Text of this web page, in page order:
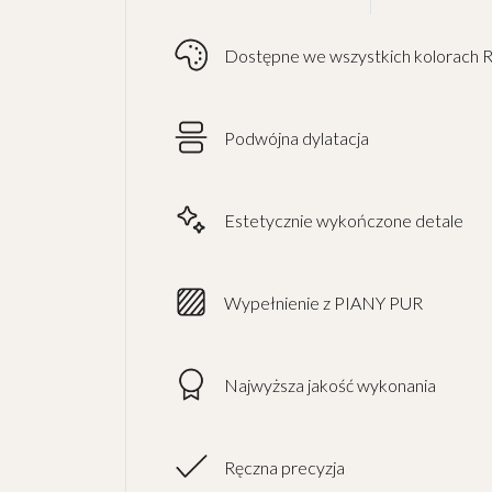
Dostępne we wszystkich kolorach
Podwójna dylatacja
Estetycznie wykończone detale
Wypełnienie z PIANY PUR
Najwyższa jakość wykonania
Ręczna precyzja